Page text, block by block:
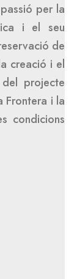
per la
i el seu
de
creació i el
projecte
Frontera i la
condicions